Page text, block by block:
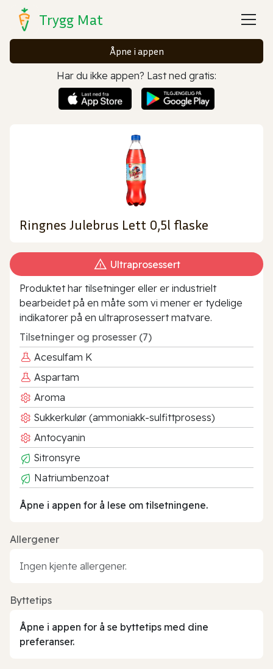
Trygg Mat
Åpne i appen
Har du ikke appen? Last ned gratis:
Ringnes Julebrus Lett 0,5l flaske
Ultraprosessert
Produktet har tilsetninger eller er industrielt
bearbeidet på en måte som vi mener er tydelige
indikatorer på en ultraprosessert matvare.
Tilsetninger og prosesser (7)
Acesulfam K
Aspartam
Aroma
Sukkerkulør (ammoniakk-sulfittprosess)
Antocyanin
Sitronsyre
Natriumbenzoat
Åpne i appen for å lese om tilsetningene.
Allergener
Ingen kjente allergener.
Byttetips
Åpne i appen for å se byttetips med dine
preferanser.